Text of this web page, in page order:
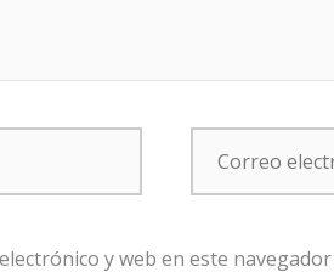
Correo
electrónico*
y web en este